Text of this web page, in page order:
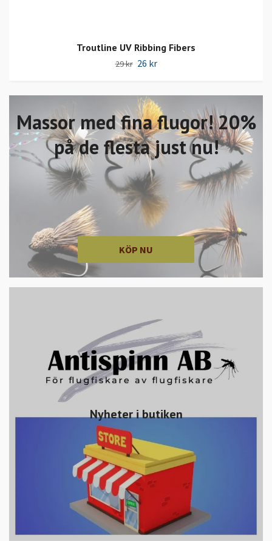
Massor med fina flugor! 20%
på de flesta just nu!
KÖP NU
Nyheter i butiken
Troutline UV Ribbing Fibers
29 kr 26 kr